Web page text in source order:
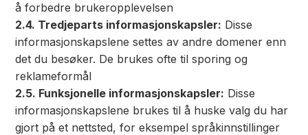
å forbedre brukeropplevelsen
2.4. Tredjeparts informasjonskapsler: Disse
informasjonskapslene settes av andre domener enn
det du besøker. De brukes ofte til sporing og
reklameformål
2.5. Funksjonelle informasjonskapsler: Disse
informasjonskapslene brukes til å huske valg du har
gjort på et nettsted, for eksempel språkinnstillinger